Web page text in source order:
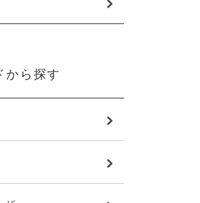
から探す